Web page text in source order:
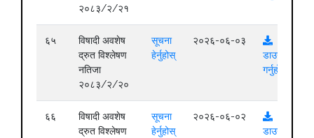
२०८३/२/२१
६५
विषादी अवशेष
द्रुत विश्लेषण
नतिजा
२०८३/२/२०
सूचना
हेर्नुहोस्
२०२६-०६-०३
डाउनलोड
गर्नुहोस्
६६
विषादी अवशेष
द्रुत विश्लेषण
सूचना
हेर्नुहोस्
२०२६-०६-०२
डाउनलोड